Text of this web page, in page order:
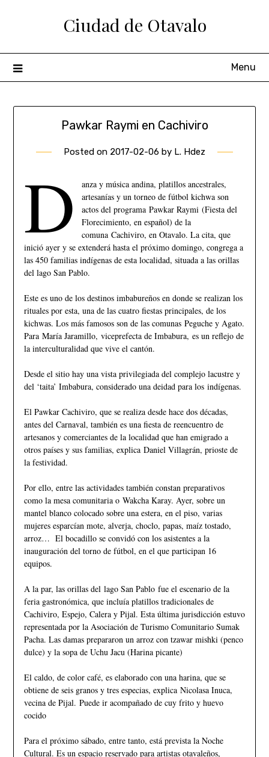
Ciudad de Otavalo
Menu
Pawkar Raymi en Cachiviro
Posted on 2017-02-06 by L. Hdez
D
anza y música andina, platillos ancestrales,
artesanías y un torneo de fútbol kichwa son
actos del programa Pawkar Raymi (Fiesta del
Florecimiento, en español) de la
comuna Cachiviro, en Otavalo. La cita, que
inició ayer y se extenderá hasta el próximo domingo, congrega a
las 450 familias indígenas de esta localidad, situada a las orillas
del lago San Pablo.
Este es uno de los destinos imbabureños en donde se realizan los
rituales por esta, una de las cuatro fiestas principales, de los
kichwas. Los más famosos son de las comunas Peguche y Agato.
Para María Jaramillo, viceprefecta de Imbabura, es un reflejo de
la interculturalidad que vive el cantón.
Desde el sitio hay una vista privilegiada del complejo lacustre y
del ‘taita’ Imbabura, considerado una deidad para los indígenas.
El Pawkar Cachiviro, que se realiza desde hace dos décadas,
antes del Carnaval, también es una fiesta de reencuentro de
artesanos y comerciantes de la localidad que han emigrado a
otros países y sus familias, explica Daniel Villagrán, prioste de
la festividad.
Por ello, entre las actividades también constan preparativos
como la mesa comunitaria o Wakcha Karay. Ayer, sobre un
mantel blanco colocado sobre una estera, en el piso, varias
mujeres esparcían mote, alverja, choclo, papas, maíz tostado,
arroz… El bocadillo se convidó con los asistentes a la
inauguración del torno de fútbol, en el que participan 16
equipos.
A la par, las orillas del lago San Pablo fue el escenario de la
feria gastronómica, que incluía platillos tradicionales de
Cachiviro, Espejo, Calera y Pijal. Esta última jurisdicción estuvo
representada por la Asociación de Turismo Comunitario Sumak
Pacha. Las damas prepararon un arroz con tzawar mishki (penco
dulce) y la sopa de Uchu Jacu (Harina picante)
El caldo, de color café, es elaborado con una harina, que se
obtiene de seis granos y tres especias, explica Nicolasa Inuca,
vecina de Pijal. Puede ir acompañado de cuy frito y huevo
cocido
Para el próximo sábado, entre tanto, está prevista la Noche
Cultural. Es un espacio reservado para artistas otavaleños,